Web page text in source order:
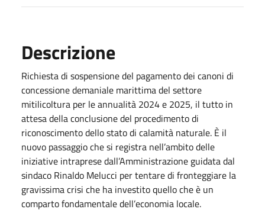
Descrizione
Richiesta di sospensione del pagamento dei canoni di
concessione demaniale marittima del settore
mitilicoltura per le annualità 2024 e 2025, il tutto in
attesa della conclusione del procedimento di
riconoscimento dello stato di calamità naturale. È il
nuovo passaggio che si registra nell’ambito delle
iniziative intraprese dall’Amministrazione guidata dal
sindaco Rinaldo Melucci per tentare di fronteggiare la
gravissima crisi che ha investito quello che è un
comparto fondamentale dell’economia locale.